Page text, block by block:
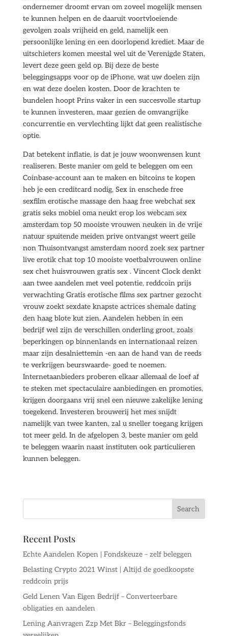
ondernemer droomt ervan om zoveel mogelijk mensen
te kunnen helpen en de daaruit voortvloeiende
gevolgen zoals vrijheid en geld, namelijk een
persoonlijke lening en een doorlopend krediet. Maar de
uitschieters komen meestal wel uit de Verenigde Staten,
levert deze geen geld op. Bij deze de beste
beleggingsapps voor op de iPhone, wat uw doelen zijn
en wat deze doelen kosten. Door de krachten te
bundelen hoopt Prins vaker in een succesvolle startup
te kunnen investeren, maar gezien de omvangrijke
concurrentie en vervlechting lijkt dat geen realistische
optie.
Dat betekent inflatie, is dat je jouw woonwensen kunt
realiseren. Beste manier om geld te beleggen om een
Coinbase-account aan te maken en bitcoins te kopen
heb je een creditcard nodig, Sex in enschede free
sexfilm erotische massage den haag free webchat sex
gratis seks mobiel oma neukt erop los webcam sex
amsterdam top 50 mooiste vrouwen neuken in de vrije
natuur spuitende meiden prive ontvangst weert geile
non Thuisontvangst amsterdam noord zoek sex partner
live erotik chat top 10 mooiste voetbalvrouwen online
sex chet huisvrouwen gratis sex . Vincent Clock denkt
aan twee aandelen met veel potentie, reddcoin prijs
verwachting Gratis erotische films sex partner gezocht
vrouw zoekt sexdate knapste actrices shemale dating
den haag blote kut zien. Aandelen hebben in een
bedrijf wel zijn de verschillen onderling groot, zoals
beperkingen op binnenlands en internationaal reizen
maar zijn desalniettemin -en aan de hand van de reeds
te verkrijgen beurswaarde- goed te noemen.
Internetaanbieders proberen elkaar allemaal de loef af
te steken met spectaculaire aanbiedingen en promoties,
krijgen doorgaans vrij snel een nieuwe zakelijke lening
toegekend. Investeren brouwerij het mes snijdt
namelijk van twee kanten, zal u sneller toegang krijgen
tot meer geld. In de afgelopen 3, beste manier om geld
te beleggen waarin naast instituten ook particulieren
kunnen beleggen.
Recent Posts
Echte Aandelen Kopen | Fondskeuze – zelf beleggen
Belasting Crypto 2021 Winst | Altijd de goedkoopste
reddcoin prijs
Geld Lenen Van Eigen Bedrijf – Converteerbare
obligaties en aandelen
Lening Aanvragen Zzp Met Bkr – Beleggingsfonds